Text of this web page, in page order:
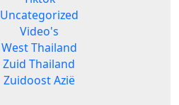
Uncategorized
Video's
West Thailand
Zuid Thailand
Zuidoost Azië